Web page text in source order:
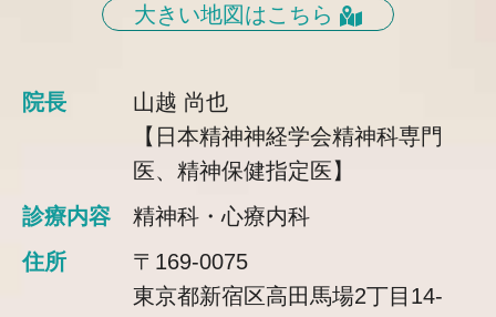
大きい地図はこちら
院長
山越 尚也
【日本精神神経学会精神科専門
医、精神保健指定医】
診療内容
精神科・心療内科
住所
〒169-0075
東京都新宿区高田馬場2丁目14-